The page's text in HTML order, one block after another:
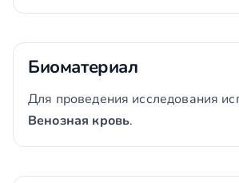
Биоматериал
Для проведения исследования
Венозная кровь.